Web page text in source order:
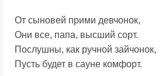
От сыновей прими девчонок,
Они все, папа, высший сорт.
Послушны, как ручной зайчонок,
Пусть будет в сауне комфорт.